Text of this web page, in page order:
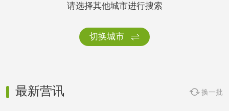
请选择其他城市进行搜索
切换城市 
最新营讯  换一批